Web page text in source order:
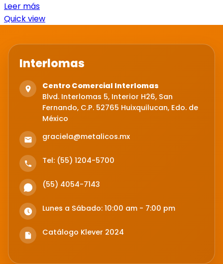
Leer más
Quick view
Interlomas
Centro Comercial Interlomas
Blvd. Interlomas 5, Interior H26, San
Fernando, C.P. 52765 Huixquilucan, Edo. de
México
graciela@metalicos.mx
Tel: (55) 1204-5700
(55) 4054-7143
Lunes a Sábado: 10:00 am - 7:00 pm
Catálogo Klever 2024